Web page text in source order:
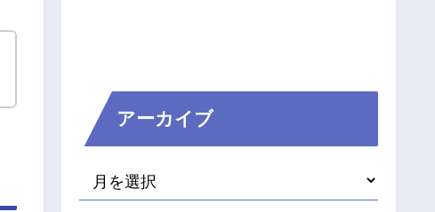
アーカイブ